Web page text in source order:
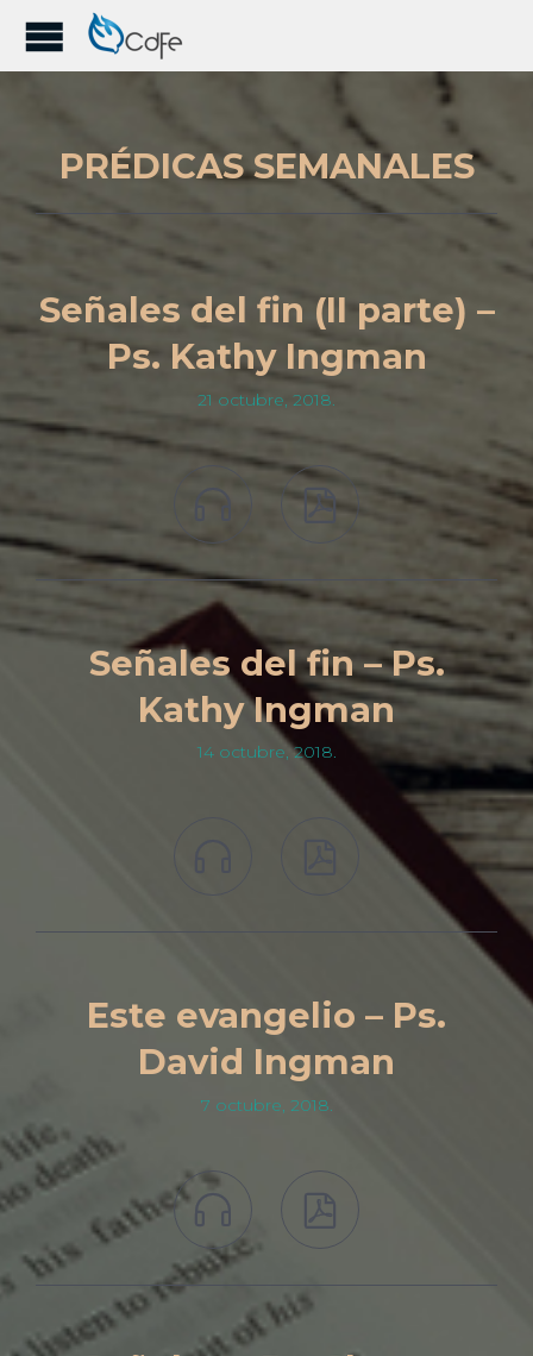
PRÉDICAS SEMANALES
Señales del fin (II parte) –
Ps. Kathy Ingman
21 octubre, 2018.

Señales del fin – Ps.
Kathy Ingman
14 octubre, 2018.
Este evangelio – Ps.
David Ingman
7 octubre, 2018.
 